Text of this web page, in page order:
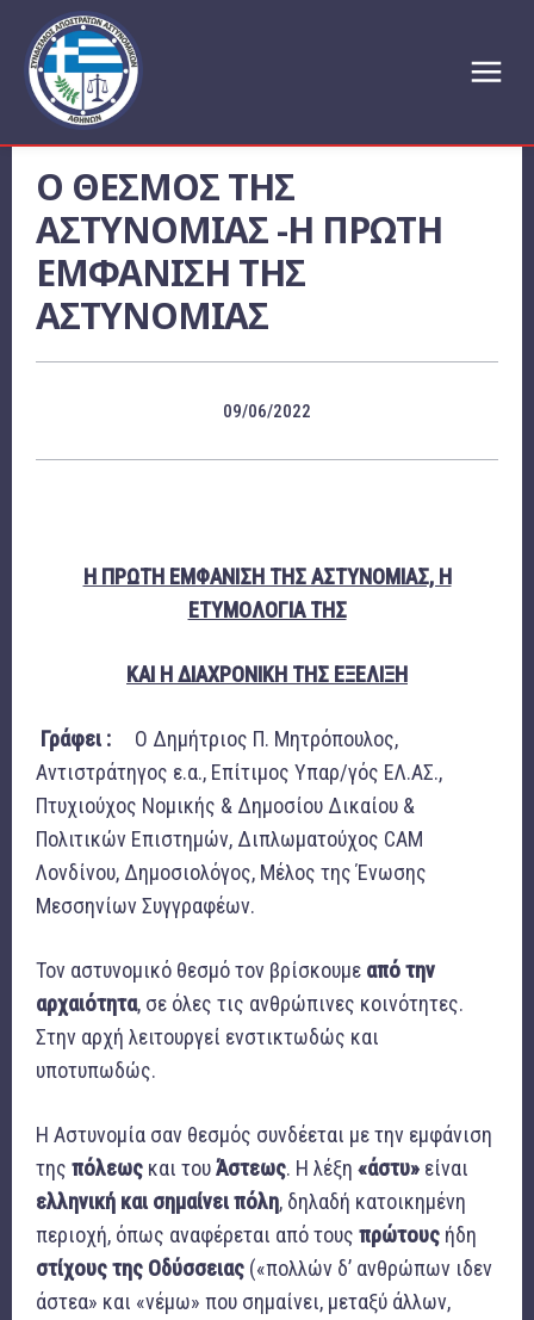
Ο ΘΕΣΜΟΣ ΤΗΣ
ΑΣΤΥΝΟΜΙΑΣ -Η ΠΡΩΤΗ
ΕΜΦΑΝΙΣΗ ΤΗΣ
ΑΣΤΥΝΟΜΙΑΣ
09/06/2022
Η ΠΡΩΤΗ ΕΜΦΑΝΙΣΗ ΤΗΣ ΑΣΤΥΝΟΜΙΑΣ, Η
ΕΤΥΜΟΛΟΓΙΑ ΤΗΣ
ΚΑΙ Η ΔΙΑΧΡΟΝΙΚΗ ΤΗΣ ΕΞΕΛΙΞΗ
Γράφει : Ο Δημήτριος Π. Μητρόπουλος,
Αντιστράτηγος ε.α., Επίτιμος Υπαρ/γός ΕΛ.ΑΣ.,
Πτυχιούχος Νομικής & Δημοσίου Δικαίου &
Πολιτικών Επιστημών, Διπλωματούχος CAM
Λονδίνου, Δημοσιολόγος, Μέλος της Ένωσης
Μεσσηνίων Συγγραφέων.
Τον αστυνομικό θεσμό τον βρίσκουμε από την
αρχαιότητα, σε όλες τις ανθρώπινες κοινότητες.
Στην αρχή λειτουργεί ενστικτωδώς και
υποτυπωδώς.
Η Αστυνομία σαν θεσμός συνδέεται με την εμφάνιση
της πόλεως και τουΆστεως. Η λέξη «άστυ» είναι
ελληνική και σημαίνει πόλη, δηλαδή κατοικημένη
περιοχή, όπως αναφέρεται από τους πρώτους ήδη
στίχους της Οδύσσειας («πολλών δ’ ανθρώπων ιδεν
άστεα» και «νέμω» που σημαίνει, μεταξύ άλλων,